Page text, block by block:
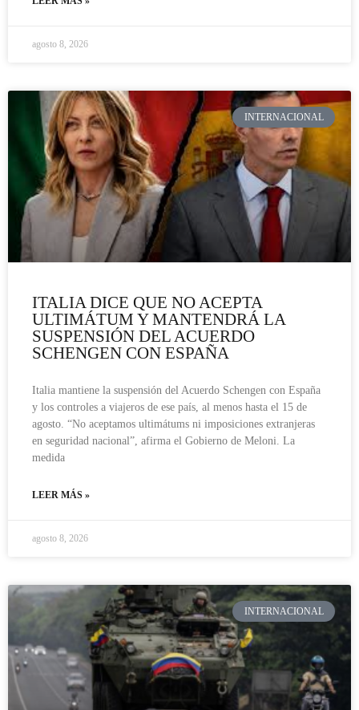
agosto 8, 2026
INTERNACIONAL
ITALIA DICE QUE NO ACEPTA
ULTIMÁTUM Y MANTENDRÁ LA
SUSPENSIÓN DEL ACUERDO
SCHENGEN CON ESPAÑA
Italia mantiene la suspensión del Acuerdo Schengen con España
y los controles a viajeros de ese país, al menos hasta el 15 de
agosto. “No aceptamos ultimátums ni imposiciones extranjeras
en seguridad nacional”, afirma el Gobierno de Meloni. La
medida
LEER MÁS »
agosto 8, 2026
INTERNACIONAL